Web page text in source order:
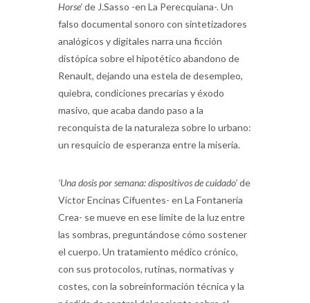
Horse’de J.Sasso -en La Perecquiana-. Un
falso documental sonoro con sintetizadores
analógicos y digitales narra una ficción
distópica sobre el hipotético abandono de
Renault, dejando una estela de desempleo,
quiebra, condiciones precarias y éxodo
masivo, que acaba dando paso a la
reconquista de la naturaleza sobre lo urbano:
un resquicio de esperanza entre la miseria.
‘Una dosis por semana: dispositivos de cuidado’de
Víctor Encinas Cifuentes- en La Fontanería
Crea- se mueve en ese límite de la luz entre
las sombras, preguntándose cómo sostener
el cuerpo. Un tratamiento médico crónico,
con sus protocolos, rutinas, normativas y
costes, con la sobreinformación técnica y la